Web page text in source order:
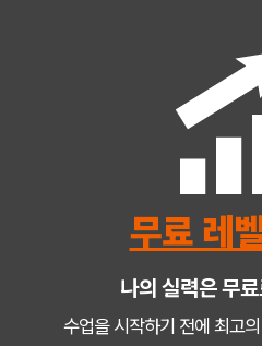
무료 레
나의 실력은 무
수업을 시작하기 전에 최고